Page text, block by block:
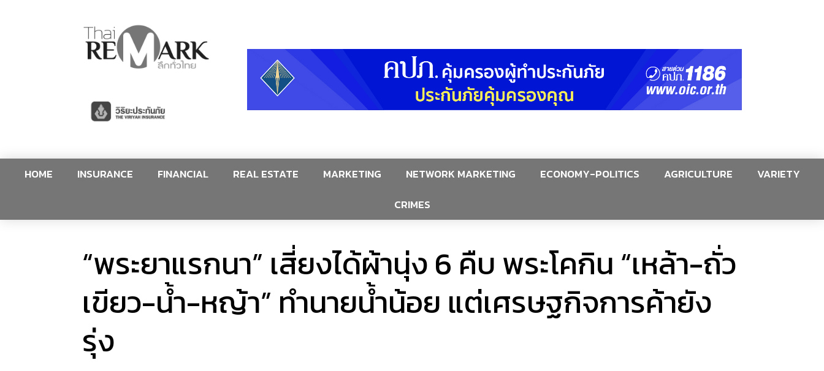
HOME INSURANCE FINANCIAL REAL ESTATE MARKETING NETWORK MARKETING ECONOMY-POLITICS AGRICULTURE
VARIETY
CRIMES
“พระยาแรกนา” เสี่ยงได้ผ้านุ่ง 6 คืบ พระโคกิน “เหล้า-ถั่ว
เขียว-น้ำ-หญ้า” ทำนายน้ำน้อย แต่เศรษฐกิจการค้ายัง
รุ่ง